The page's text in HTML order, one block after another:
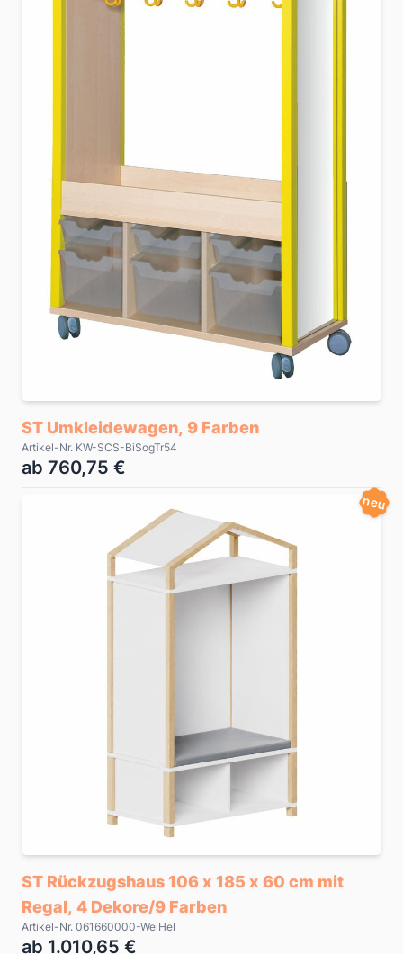
ST Umkleidewagen, 9 Farben
Artikel-Nr. KW-SCS-BiSogTr54
ab 760,75 €
neu
ST Rückzugshaus 106 x 185 x 60 cm mit
Regal, 4 Dekore/9 Farben
Artikel-Nr. 061660000-WeiHel
ab 1.010,65 €